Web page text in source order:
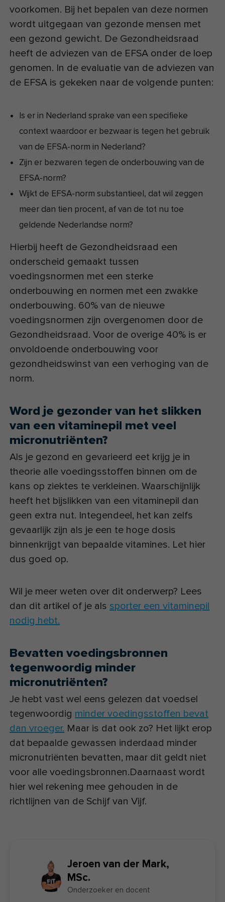
voorkomen. Bij het bepalen van deze normen
wordt uitgegaan van gezonde mensen met
een gezond gewicht. De Gezondheidsraad
heeft de adviezen van de EFSA onder de loep
genomen. In de evaluatie van de adviezen van
de EFSA is gekeken naar de volgende punten:
Is er in Nederland sprake van een specifieke
context waardoor er bezwaar is tegen het gebruik
van de EFSA-norm in Nederland?
Zijn er bezwaren tegen de onderbouwing van de
EFSA-norm?
Wijkt de EFSA-norm substantieel, dat wil zeggen
meer dan tien procent, af van de tot nu toe
geldende Nederlandse norm?
Hierbij heeft de Gezondheidsraad een
onderscheid gemaakt tussen
voedingsnormen met een sterke
onderbouwing en normen met een zwakke
onderbouwing. 60% van de nieuwe
voedingsnormen zijn overgenomen door de
Gezondheidsraad. Voor de overige 40% is er
onvoldoende onderbouwing voor
gezondheidswinst van een verhoging van de
norm.
Word je gezonder van het slikken
van een vitaminepil met veel
micronutriënten?
Als je gezond en gevarieerd eet krijg je in
theorie alle voedingsstoffen binnen om de
kans op ziektes te verkleinen. Waarschijnlijk
heeft het bijslikken van een vitaminepil dan
geen extra nut. Integendeel, het kan zelfs
gevaarlijk zijn als je een te hoge dosis
binnenkrijgt van bepaalde vitamines. Let hier
dus goed op.
Wil je meer weten over dit onderwerp? Lees
dan dit artikel of je als sporter een vitaminepil
nodig hebt.
Bevatten voedingsbronnen
tegenwoordig minder
micronutriënten?
Je hebt vast wel eens gelezen dat voedsel
tegenwoordig minder voedingsstoffen bevat
dan vroeger. Maar is dat ook zo? Het lijkt erop
dat bepaalde gewassen inderdaad minder
micronutriënten bevatten, maar dit geldt niet
voor alle voedingsbronnen.Daarnaast wordt
hier wel rekening mee gehouden in de
richtlijnen van de Schijf van Vijf.
Jeroen van der Mark,
MSc.
Onderzoeker en docent